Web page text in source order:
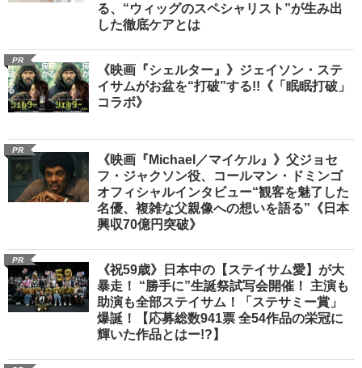
る、“ウィッグのスペシャリスト”が生み出
した徹底ケアとは
PR
《映画『シェルター』》ジェイソン・ステ
イサムがお盆を“打破”する!!《「眠眠打破」
コラボ》
PR
《映画『Michael／マイケル』》父ジョセ
フ・ジャクソン役、コールマン・ドミンゴ
オフィシャルインタビュー“観客を魅了した
名優、複雑な父親像への想いを語る”《日本
興収70億円突破》
PR
《祝59歳》日本中の【ステイサム愛】が大
暴走！ “勝手に”生誕祭試写会開催！ 主演も
助演も全部ステイサム！「ステサミー賞」
爆誕！【応募総数941票 全54作品の栄冠に
輝いた作品とはー!?】